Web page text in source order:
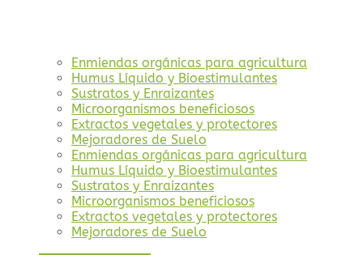
Enmiendas orgánicas para agricultura
Humus Líquido y Bioestimulantes
Sustratos y Enraizantes
Microorganismos beneficiosos
Extractos vegetales y protectores
Mejoradores de Suelo
Enmiendas orgánicas para agricultura
Humus Líquido y Bioestimulantes
Sustratos y Enraizantes
Microorganismos beneficiosos
Extractos vegetales y protectores
Mejoradores de Suelo